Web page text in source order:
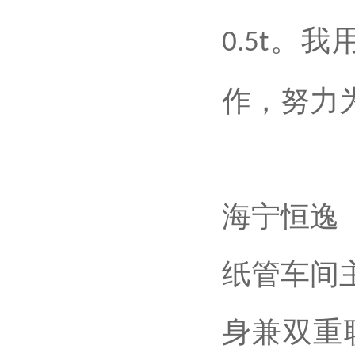
0.5t。我
作，努力
海宁恒逸
纸管车间
身兼双重